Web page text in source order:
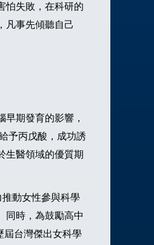
怕失敗，在科研的
凡事先傾聽自己
期發育的影響，
予丙戊酸，成功誘
生醫領域的優質期
推動女性參與科學
同時，為鼓勵高中
屆台灣傑出女科學